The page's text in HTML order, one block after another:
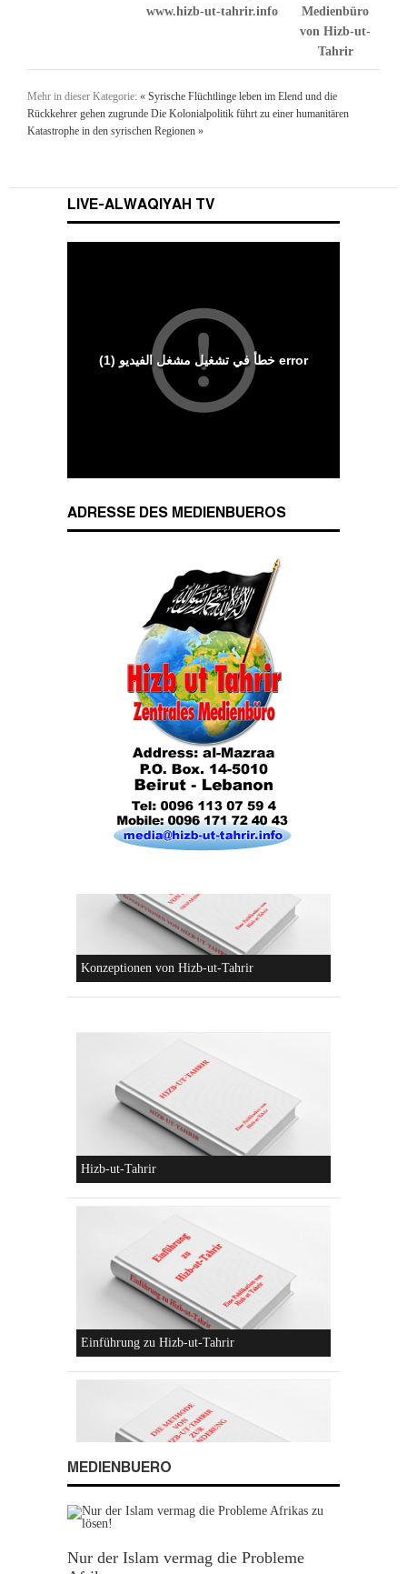
Medienbüro
von Hizb-ut-
Tahrir
www.hizb-ut-tahrir.info
Mehr in dieser Kategorie: « Syrische Flüchtlinge leben im Elend und die
Rückkehrer gehen zugrunde Die Kolonialpolitik führt zu einer humanitären
Katastrophe in den syrischen Regionen »
LIVE-ALWAQIYAH TV
ADRESSE DES MEDIENBUEROS
Das Kalifat
MEDIENBUERO
Nur der Islam vermag die Probleme